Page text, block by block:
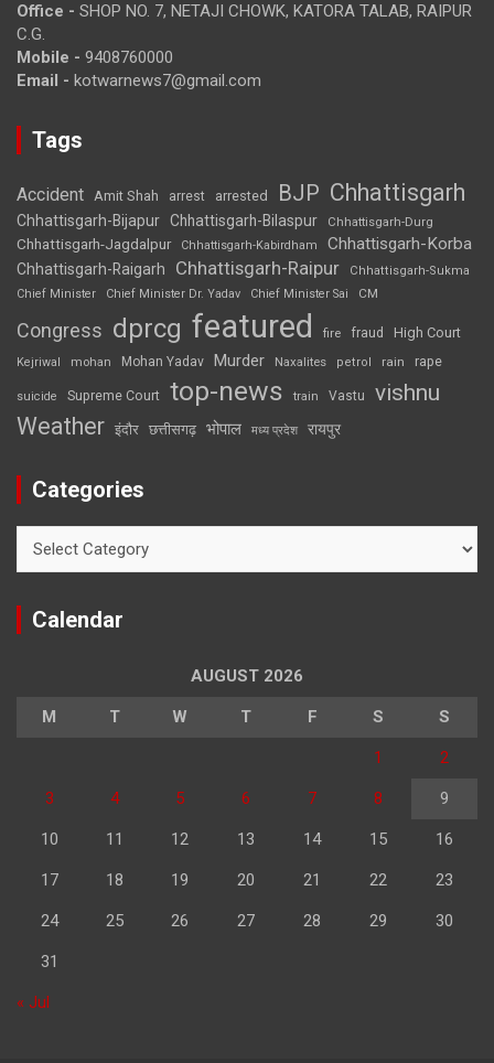
Office - SHOP NO. 7, NETAJI CHOWK, KATORA TALAB, RAIPUR
C.G.
Mobile - 9408760000
Email - kotwarnews7@gmail.com
Tags
Accident Amit Shah arrest arrested BJP Chhattisgarh
Chhattisgarh-Bijapur Chhattisgarh-Bilaspur Chhattisgarh-Durg
Chhattisgarh-Jagdalpur Chhattisgarh-Kabirdham Chhattisgarh-Korba
Chhattisgarh-Raigarh Chhattisgarh-Raipur
Chhattisgarh-Sukma
Chief Minister
Chief Minister Dr. Yadav Chief Minister Sai CM
Congress dprcg featured fire fraud High Court
Kejriwal mohan Mohan Yadav Murder Naxalites petrol rain rape
suicide Supreme Court top-news train Vastu vishnu
Weather इंदौर छत्तीसगढ़ भोपाल मध्य प्रदेश रायपुर
Categories
Calendar
AUGUST 2026
M T W T F S S
1 2
3 4 5 6 7 8 9
10 11 12 13 14 15 16
17 18 19 20 21 22 23
24 25 26 27 28 29 30
31
« Jul